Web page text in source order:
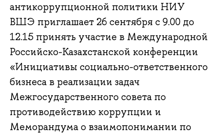
антикоррупционной политики НИУ
ВШЭ приглашает 26 сентября с 9.00 до
12.15 принять участие в Международной
Российско-Казахстанской конференции
«Инициативы социально-ответственного
бизнеса в реализации задач
Межгосударственного совета по
противодействию коррупции и
Меморандума о взаимопонимании по